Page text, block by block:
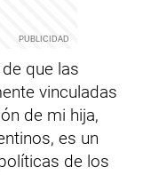
que las
vinculadas
de mi hija,
es un
de los